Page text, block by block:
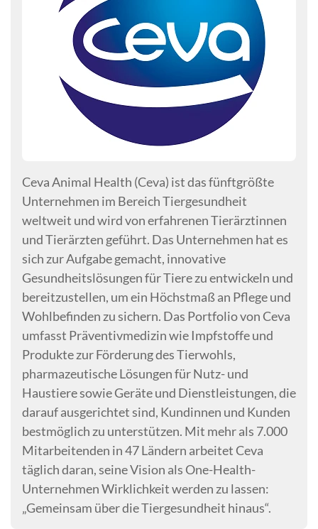
Ceva Animal Health (Ceva) ist das fünftgrößte
Unternehmen im Bereich Tiergesundheit
weltweit und wird von erfahrenen Tierärztinnen
und Tierärzten geführt. Das Unternehmen hat es
sich zur Aufgabe gemacht, innovative
Gesundheitslösungen für Tiere zu entwickeln und
bereitzustellen, um ein Höchstmaß an Pflege und
Wohlbefinden zu sichern. Das Portfolio von Ceva
umfasst Präventivmedizin wie Impfstoffe und
Produkte zur Förderung des Tierwohls,
pharmazeutische Lösungen für Nutz- und
Haustiere sowie Geräte und Dienstleistungen, die
darauf ausgerichtet sind, Kundinnen und Kunden
bestmöglich zu unterstützen. Mit mehr als 7.000
Mitarbeitenden in 47 Ländern arbeitet Ceva
täglich daran, seine Vision als One-Health-
Unternehmen Wirklichkeit werden zu lassen:
„Gemeinsam über die Tiergesundheit hinaus“.